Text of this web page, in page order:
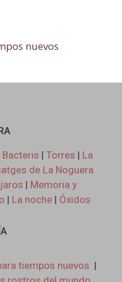
nuevos
Bacteris | Torres | La
de La Noguera
| Memoria y
| La noche| Óxidos
tiempos nuevos |